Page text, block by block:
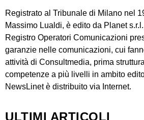
Registrato al Tribunale di Milano nel
Massimo Lualdi, è edito da Planet
Registro Operatori Comunicazioni
garanzie nelle comunicazioni, cui
attività di Consultmedia, prima
competenze a più livelli in ambito
NewsLinet è distribuito via Internet.
ULTIMI ARTICOLI